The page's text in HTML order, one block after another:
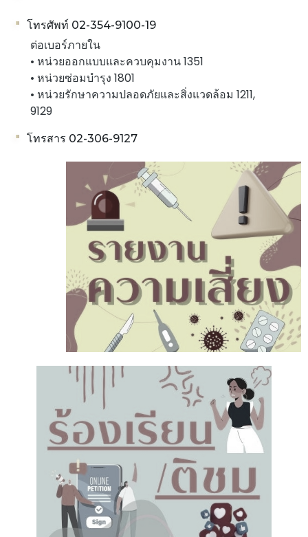
โทรศัพท์ 02-354-9100-19
ต่อเบอร์ภายใน
• หน่วยออกแบบและควบคุมงาน 1351
• หน่วยซ่อมบำรุง 1801
• หน่วยรักษาความปลอดภัยและสิ่งแวดล้อม 1211,
9129
โทรสาร 02-306-9127